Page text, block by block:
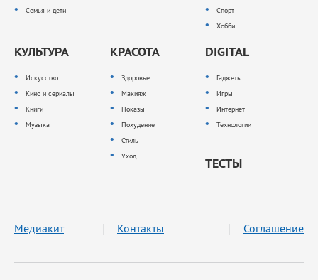
Семья и дети
Спорт
Хобби
КУЛЬТУРА
Искусство
Кино и сериалы
Книги
Музыка
КРАСОТА
Здоровье
Макияж
Показы
Похудение
Стиль
Уход
DIGITAL
Гаджеты
Игры
Интернет
Технологии
ТЕСТЫ
Медиакит Контакты Соглашение